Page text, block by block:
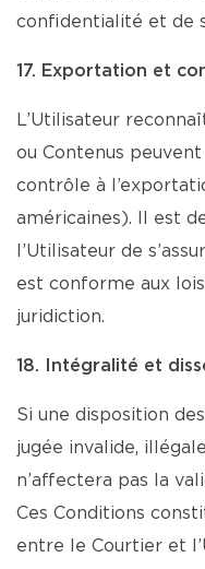
confidentialité et de
17. Exportation et
L’Utilisateur
ou Contenus
contrôle à
américaines). Il est
l’Utilisateur de
est conforme aux
juridiction.
18. Intégralité et
Si une disposition
jugée invalide,
n’affectera pas la
Ces Conditions
entre le Courtier et